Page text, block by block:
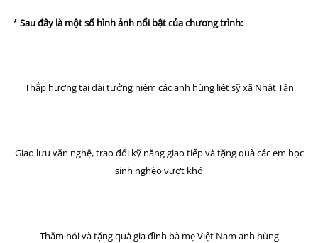
*Sau đây là một số hình ảnh nổi bậtcủa chương trình:
Thắp hương tại đài tưởng niệm các anh hùng liêt sỹ xã Nhật Tân
Giao lưu văn nghệ, trao đổi kỹ năng giao tiếp và tặng quà các em học
sinh nghèo vượt khó
Thăm hỏi và tặng quà gia đình bà mẹ Việt Nam anh hùng